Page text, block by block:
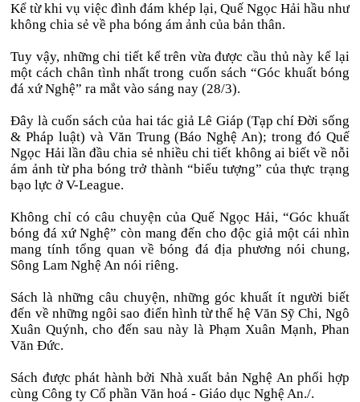
Kể từ khi vụ việc đình đám khép lại, Quế Ngọc Hải hầu như
không chia sẻ về pha bóng ám ảnh của bản thân.
Tuy vậy, những chi tiết kể trên vừa được cầu thủ này kể lại
một cách chân tình nhất trong cuốn sách “Góc khuất bóng
đá xứ Nghệ” ra mắt vào sáng nay (28/3).
Đây là cuốn sách của hai tác giả Lê Giáp (Tạp chí Đời sống
& Pháp luật) và Văn Trung (Báo Nghệ An); trong đó Quế
Ngọc Hải lần đầu chia sẻ nhiều chi tiết không ai biết về nỗi
ám ảnh từ pha bóng trở thành “biểu tượng” của thực trạng
bạo lực ở V-League.
Không chỉ có câu chuyện của Quế Ngọc Hải, “Góc khuất
bóng đá xứ Nghệ” còn mang đến cho độc giả một cái nhìn
mang tính tổng quan về bóng đá địa phương nói chung,
Sông Lam Nghệ An nói riêng.
Sách là những câu chuyện, những góc khuất ít người biết
đến về những ngôi sao điển hình từ thế hệ Văn Sỹ Chi, Ngô
Xuân Quýnh, cho đến sau này là Phạm Xuân Mạnh, Phan
Văn Đức.
Sách được phát hành bởi Nhà xuất bản Nghệ An phối hợp
cùng Công ty Cổ phần Văn hoá - Giáo dục Nghệ An./.